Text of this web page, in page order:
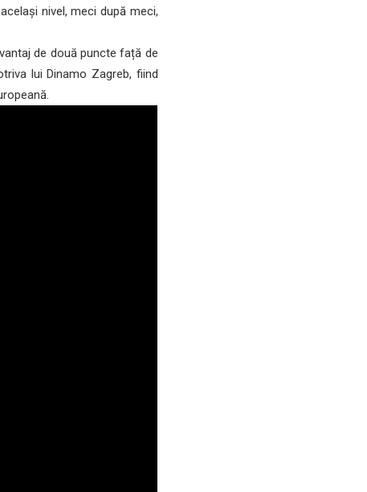
nivel, meci după meci,
de două puncte față de
lui Dinamo Zagreb, fiind